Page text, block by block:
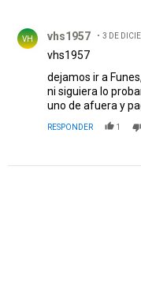
VH vhs1957 3 DE
vhs1957
dejamos ir a
ni siguiera lo
uno de afuera y
RESPONDER 1